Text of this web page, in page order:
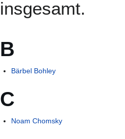
insgesamt.
B
Bärbel Bohley
C
Noam Chomsky